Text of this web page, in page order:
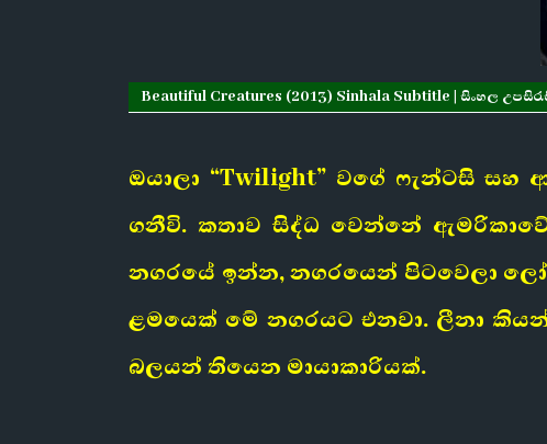
Beautiful Creatures (2013) Sinhala Subtitle | සිංහල
ඔයාලා “Twilight” වගේ ෆැන්ටසි සහ
ගනීවි. කතාව සිද්ධ වෙන්නේ
නගරයේ ඉන්න, නගරයෙන් පිටවෙලා
ළමයෙක් මේ නගරයට එනවා. ලීනා
බලයන් තියෙන මායාකාරියක්.